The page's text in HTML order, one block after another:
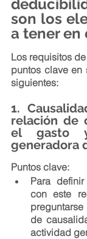
son los
a tener en
Los requisitos
puntos clave
siguientes:
1.
relación de
el gasto
generadora
Puntos clave:
Para
con este
de
actividad